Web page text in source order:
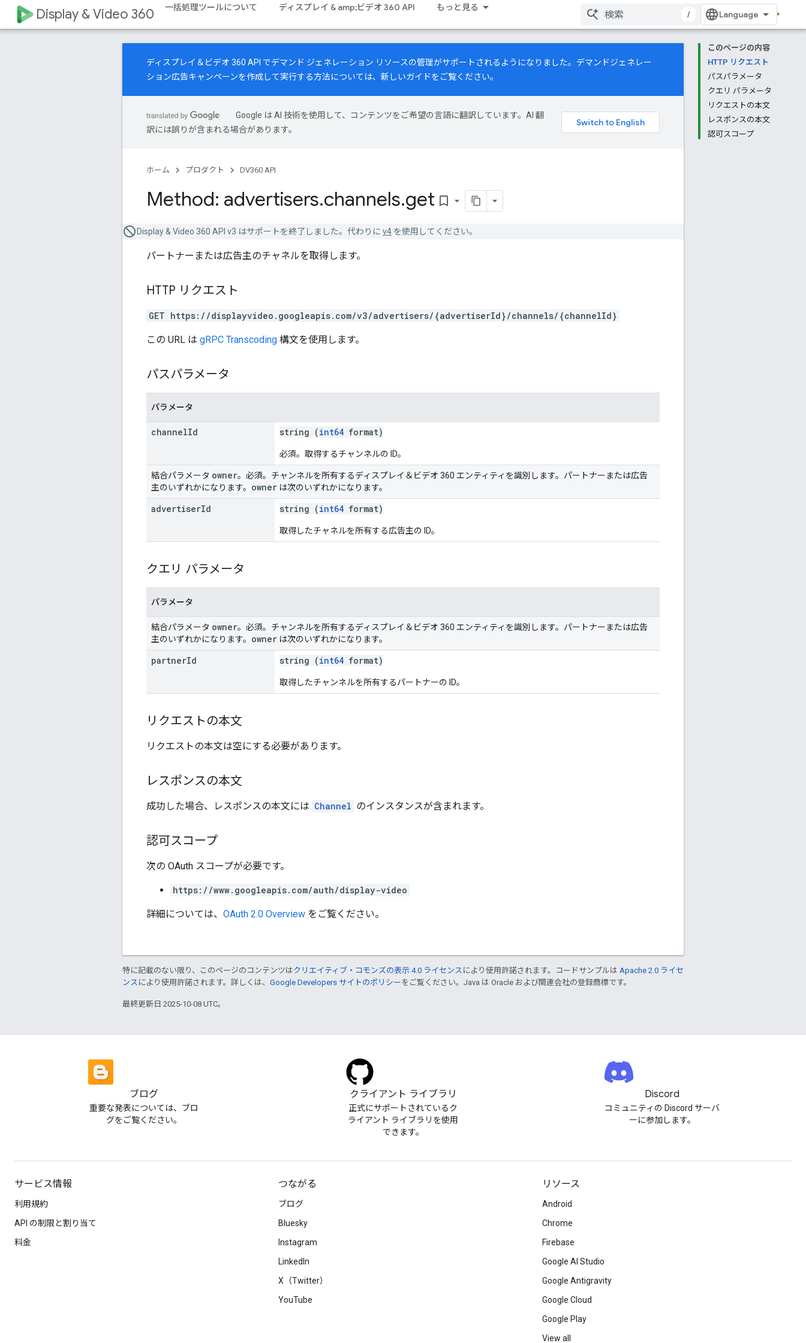
Display & Video 360 一括処理ツールについて ディスプレイ & amp;ビデオ 360 API もっと見る
/
このページの内容
HTTP リクエスト
パスパラメータ
クエリ パラメータ
リクエストの本文
レスポンスの本文
認可スコープ
ディスプレイ＆ビデオ 360 API でデマンド ジェネレーション リソースの管理がサポートされるようになりました。デマンドジェネレー
ション広告キャンペーンを作成して実行する方法については、 新しいガイドをご覧ください。
Google は AI 技術を使用して、コンテンツをご希望の言語に翻訳しています。AI 翻
訳には誤りが含まれる場合があります。
ホーム プロダクト DV360 API
Method: advertisers.channels.get bookmark_border
Display & Video 360 API v3 はサポートを終了しました。代わりに v4 を使用してください。
パートナーまたは広告主のチャネルを取得します。
HTTP リクエスト
GET https://displayvideo.googleapis.com/v3/advertisers/{advertiserId}/channels/{channelId}
この URL は gRPC Transcoding 構文を使用します。
パスパラメータ
パラメータ
channelId string (int64 format)
必須。取得するチャンネルの ID。
結合パラメータ owner。必須。チャンネルを所有するディスプレイ＆ビデオ 360 エンティティを識別します。パートナーまたは広告
主のいずれかになります。 owner は次のいずれかになります。
advertiserId string (int64 format)
取得したチャネルを所有する広告主の ID。
クエリ パラメータ
パラメータ
結合パラメータ owner。必須。チャンネルを所有するディスプレイ＆ビデオ 360 エンティティを識別します。パートナーまたは広告
主のいずれかになります。 owner は次のいずれかになります。
partnerId string (int64 format)
取得したチャンネルを所有するパートナーの ID。
リクエストの本文
リクエストの本文は空にする必要があります。
レスポンスの本文
成功した場合、レスポンスの本文には Channel のインスタンスが含まれます。
認可スコープ
次の OAuth スコープが必要です。
https://www.googleapis.com/auth/display-video
詳細については、 OAuth 2.0 Overview をご覧ください。
特に記載のない限り、このページのコンテンツはクリエイティブ・コモンズの表示 4.0 ライセンス により使用許諾されます。コードサンプルは Apache 2.0 ライセ
ンス により使用許諾されます。詳しくは、 Google Developers サイトのポリシー をご覧ください。Java は Oracle および関連会社の登録商標です。
最終更新日 2025-10-08 UTC。
ブログ
重要な発表については、ブロ
グをご覧ください。
クライアント ライブラリ
正式にサポートされているク
ライアント ライブラリを使用
できます。
Discord
コミュニティの Discord サーバ
ーに参加します。
サービス情報
利用規約
API の制限と割り当て
料金
つながる
ブログ
Bluesky
Instagram
LinkedIn
X（Twitter）
YouTube
リソース
Android
Chrome
Firebase
Google AI Studio
Google Antigravity
Google Cloud
Google Play
View all